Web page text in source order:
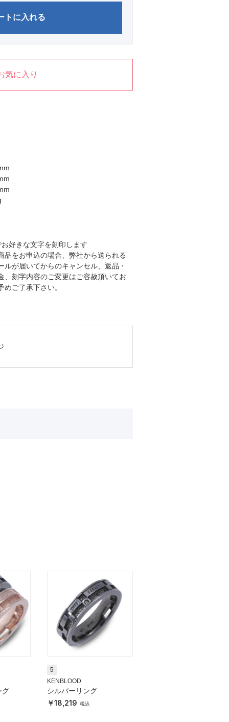
トに入れる
気に入り
好きな文字を刻印します
をお申込の場合、弊社から送られる
ルが届いてからのキャンセル、返品・
、刻字内容のご変更はご容赦頂いてお
めご了承下さい。
グ
5
KENBLOOD
シルバーリング
18,219